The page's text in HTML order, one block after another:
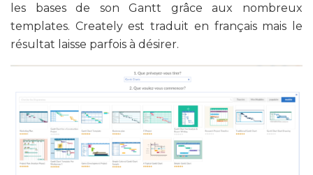
les bases de son Gantt grâce aux nombreux
templates. Creately est traduit en français mais le
résultat laisse parfois à désirer.